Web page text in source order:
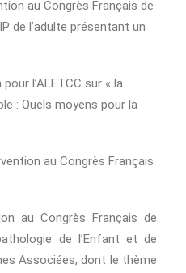
au Congrès Français de
de l’adulte présentant un
l’ALETCC sur « la
: Quels moyens pour la
au Congrès Français
au Congrès Français de
de l’Enfant et de
Associées, dont le thème